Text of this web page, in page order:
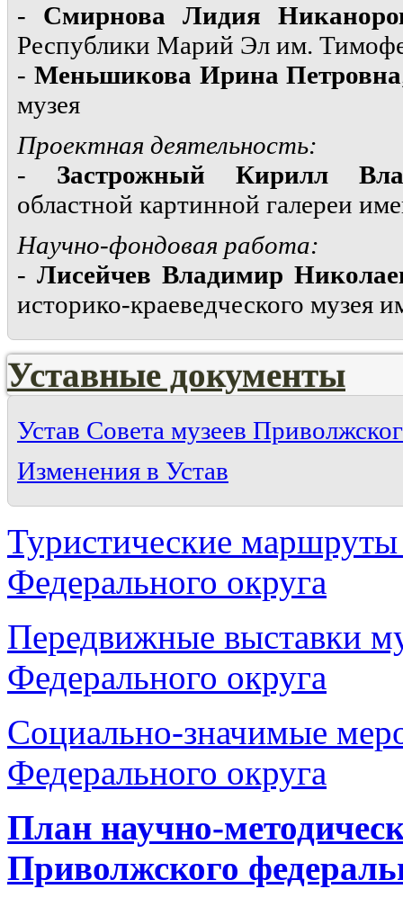
- Смирнова Лидия
Республики Марий Эл им.
- Меньшикова Ирина Петровна
музея
Проектная деятельность:
- Застрожный Кирилл
областной картинной галереи
Научно-фондовая работа:
- Лисейчев Владимир
историко-краеведческого музея
Уставные документы
Устав Совета музеев
Изменения в Устав
Туристические
Федерального округа
Передвижные выставки
Федерального округа
Социально-значимые
Федерального округа
План научно-
Приволжского